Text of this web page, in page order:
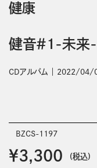
健康
健音＃1-未
CDアルバム 2022/04/
BZCS-1197
￥3,300 (税込)